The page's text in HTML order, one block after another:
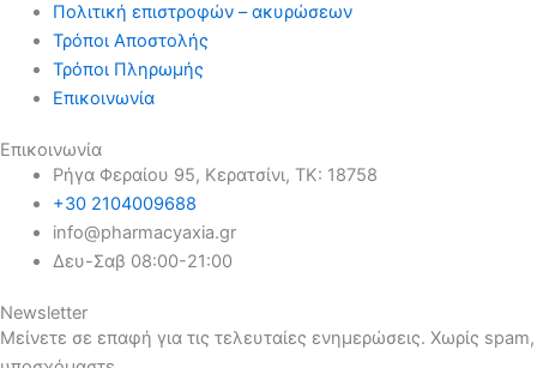
Πολιτική επιστροφών – ακυρώσεων
Τρόποι Αποστολής
Τρόποι Πληρωμής
Επικοινωνία
Επικοινωνία
Ρήγα Φεραίου 95, Κερατσίνι, ΤΚ: 18758
+30 2104009688
info@pharmacyaxia.gr
Δευ-Σαβ 08:00-21:00
Newsletter
Μείνετε σε επαφή για τις τελευταίες ενημερώσεις. Χωρίς spam,